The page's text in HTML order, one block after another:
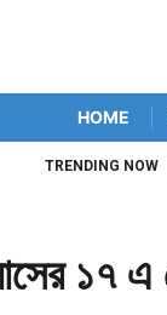
HOME
TRENDING NOW
১৭ এ